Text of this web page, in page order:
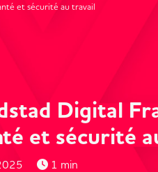
et sécurité au travail
Digital
et sécurité
1 min